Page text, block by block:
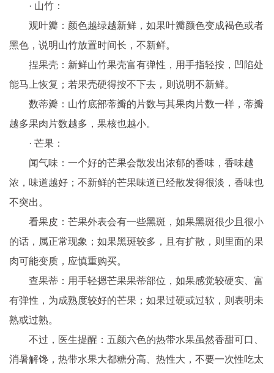
· 山竹：
观叶瓣：颜色越绿越新鲜，如果叶瓣颜色变成褐色或者
黑色，说明山竹放置时间长，不新鲜。
捏果壳：新鲜山竹果壳富有弹性，用手指轻按，凹陷处
能马上恢复；若果壳硬得按不下去，则说明不新鲜。
数蒂瓣：山竹底部蒂瓣的片数与其果肉片数一样，蒂瓣
越多果肉片数越多，果核也越小。
· 芒果：
闻气味：一个好的芒果会散发出浓郁的香味，香味越
浓，味道越好；不新鲜的芒果味道已经散发得很淡，香味也
不突出。
看果皮：芒果外表会有一些黑斑，如果黑斑很少且很小
的话，属正常现象；如果黑斑较多，且有扩散，则里面的果
肉可能变质，应慎重购买。
查果蒂：用手轻摁芒果果蒂部位，如果感觉较硬实、富
有弹性，为成熟度较好的芒果；如果过硬或过软，则表明未
熟或过熟。
不过，医生提醒：五颜六色的热带水果虽然香甜可口、
消暑解馋，热带水果大都糖分高、热性大，不要一次性吃太